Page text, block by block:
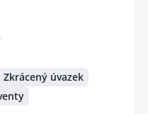
Zkrácený úvazek